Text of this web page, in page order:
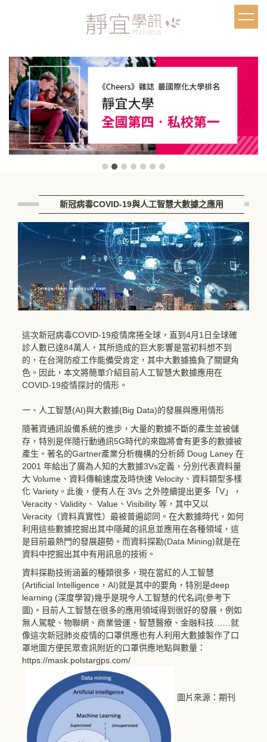
內
容
區
新冠病毒COVID-19與人工智慧大數據之應用
這次新冠病毒COVID-19疫情席捲全球，直到4月1日全球確
診人數已達84萬人，其所造成的巨大影響是當初料想不到
的，在台灣防疫工作能備受肯定，其中大數據擔負了關鍵角
色。因此，本文將簡單介紹目前人工智慧大數據應用在
COVID-19疫情探討的情形。
一、人工智慧(AI)與大數據(Big Data)的發展與應用情形
隨著資通訊設備系統的進步，大量的數據不斷的產生並被儲
存，特別是伴隨行動通訊5G時代的來臨將會有更多的數據被
產生。著名的Gartner產業分析機構的分析師 Doug Laney 在
2001 年給出了廣為人知的大數據3Vs定義，分別代表資料量
大 Volume、資料傳輸速度及時快速 Velocity、資料類型多樣
化 Variety。此後，便有人在 3Vs 之外陸續提出更多「V」，
Veracity、Validity、 Value、Visibility 等，其中又以
Veracity（資料真實性）最被普遍認同。在大數據時代，如何
利用這些數據挖掘出其中隱藏的訊息並應用在各種領域，這
是目前最熱門的發展趨勢。而資料探勘(Data Mining)就是在
資料中挖掘出其中有用訊息的技術。
資料探勘技術涵蓋的種類很多，現在當紅的人工智慧
(Artificial Intelligence，AI)就是其中的要角，特別是deep
learning (深度學習)幾乎是現今人工智慧的代名詞(參考下
圖)。目前人工智慧在很多的應用領域得到很好的發展，例如
無人駕駛、物聯網、商業營運、智慧醫療、金融科技……就
像這次新冠肺炎疫情的口罩供應也有人利用大數據製作了口
罩地圖方便民眾查訊附近的口罩供應地點與數量：
https://mask.polstargps.com/
圖片來源：期刊